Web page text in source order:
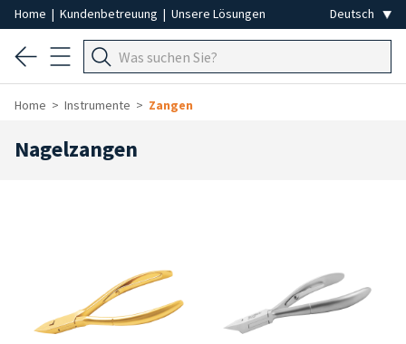
Home | Kundenbetreuung | Unsere Lösungen
Home Instrumente Zangen
Nagelzangen